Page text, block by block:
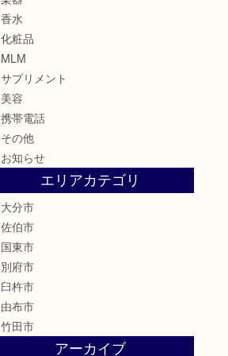
香水
化粧品
MLM
サプリメント
美容
携帯電話
その他
お知らせ
エリアカテゴリ
大分市
佐伯市
国東市
別府市
臼杵市
由布市
竹田市
アーカイブ